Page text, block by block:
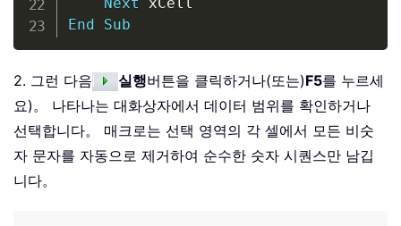
End
Sub
2. 그런 다음 실행버튼을 클릭하거나(또는)F5를 누르세
요)。 나타나는 대화상자에서 데이터 범위를 확인하거나
선택합니다。 매크로는 선택 영역의 각 셀에서 모든 비숫
자 문자를 자동으로 제거하여 순수한 숫자 시퀀스만 남깁
니다。